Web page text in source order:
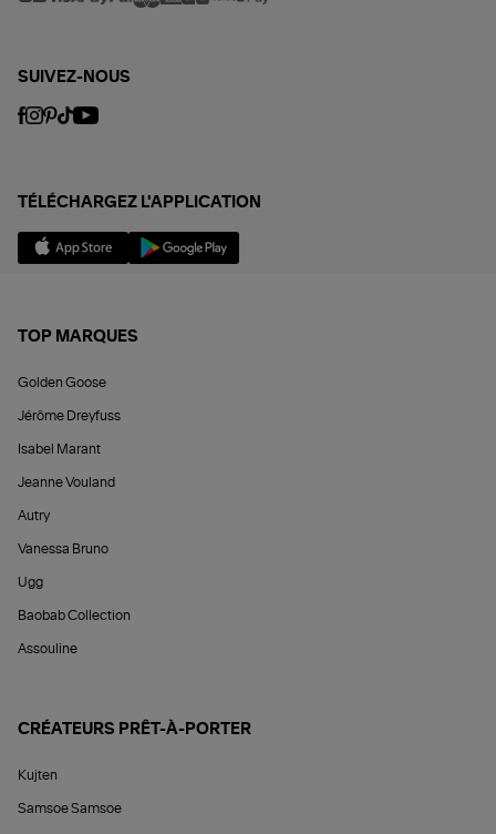
SUIVEZ-NOUS
TÉLÉCHARGEZ L'APPLICATION
TOP MARQUES
Golden Goose
Jérôme Dreyfuss
Isabel Marant
Jeanne Vouland
Autry
Vanessa Bruno
Ugg
Baobab Collection
Assouline
CRÉATEURS PRÊT-À-PORTER
Kujten
Samsoe Samsoe